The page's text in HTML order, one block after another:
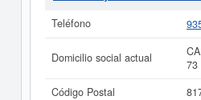
Teléfono
Domicilio social actual
73
Código Postal